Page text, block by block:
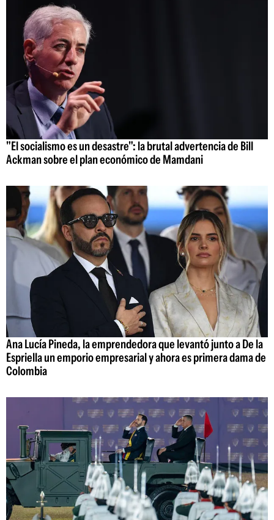
"El socialismo es un desastre": la brutal advertencia de Bill
Ackman sobre el plan económico de Mamdani
Ana Lucía Pineda, la emprendedora que levantó junto a De la
Espriella un emporio empresarial y ahora es primera dama de
Colombia